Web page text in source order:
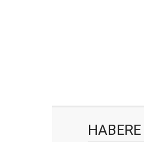
HABERE